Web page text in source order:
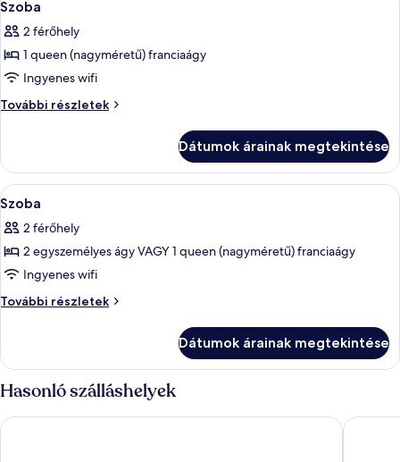
következő
szoba
összes
képének
megtekintése:
Szoba
2 férőhely
1 queen (nagyméretű) franciaágy
Ingyenes wifi
További részletek
Szoba
Dátumok árainak megtekintése
A
következő
szoba
összes
képének
megtekintése:
3
Szoba
2 férőhely
2 egyszemélyes ágy VAGY 1 queen (nagyméretű) franciaágy
Ingyenes wifi
További részletek
Szoba
Dátumok árainak megtekintése
Hasonló szálláshelyek
Winsuites Sai Gon Hotel M